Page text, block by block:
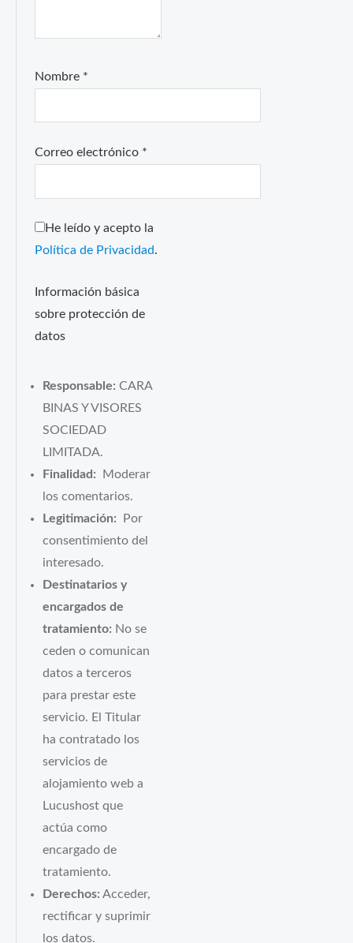
Nombre *
Correo electrónico *
He leído y acepto la
Política de Privacidad .
Información básica
sobre protección de
datos
Responsable: CARA
BINAS Y VISORES
SOCIEDAD
LIMITADA.
Finalidad: Moderar
los comentarios.
Legitimación: Por
consentimiento del
interesado.
Destinatarios y
encargados de
tratamiento: No se
ceden o comunican
datos a terceros
para prestar este
servicio. El Titular
ha contratado los
servicios de
alojamiento web a
Lucushost que
actúa como
encargado de
tratamiento.
Derechos: Acceder,
rectificar y suprimir
los datos.